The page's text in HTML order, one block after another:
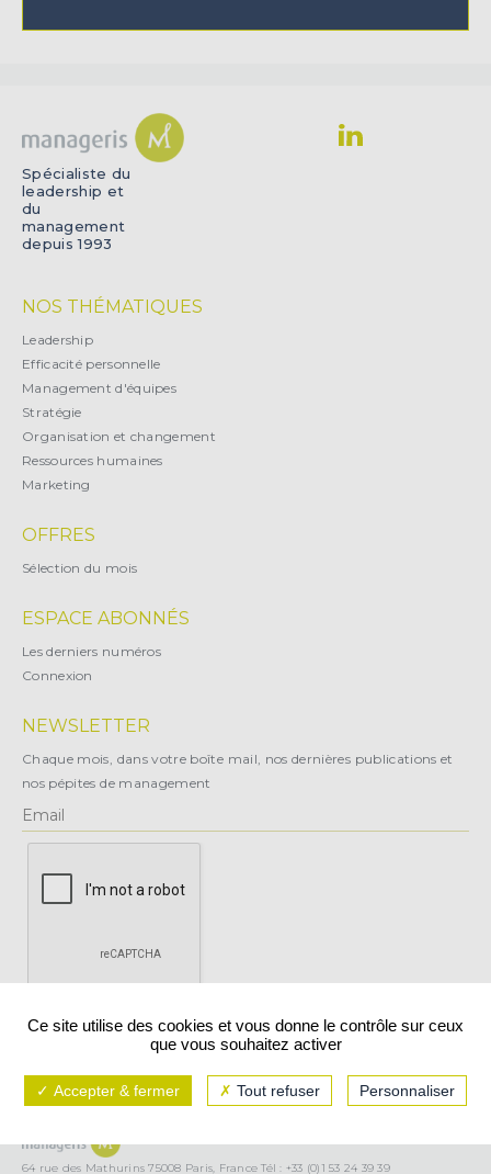
Spécialiste du
leadership et
du
management
depuis 1993
NOS THÉMATIQUES
Leadership
Efficacité personnelle
Management d'équipes
Stratégie
Organisation et changement
Ressources humaines
Marketing
OFFRES
Sélection du mois
ESPACE ABONNÉS
Les derniers numéros
Connexion
NEWSLETTER
Chaque mois, dans votre boîte mail, nos dernières publications et
nos pépites de management
64 rue des Mathurins 75008 Paris, France Tél : +33 (0)1 53 24 39 39
Ce site utilise des cookies et vous donne le contrôle sur ceux
que vous souhaitez activer
Accepter & fermer Tout refuser Personnaliser